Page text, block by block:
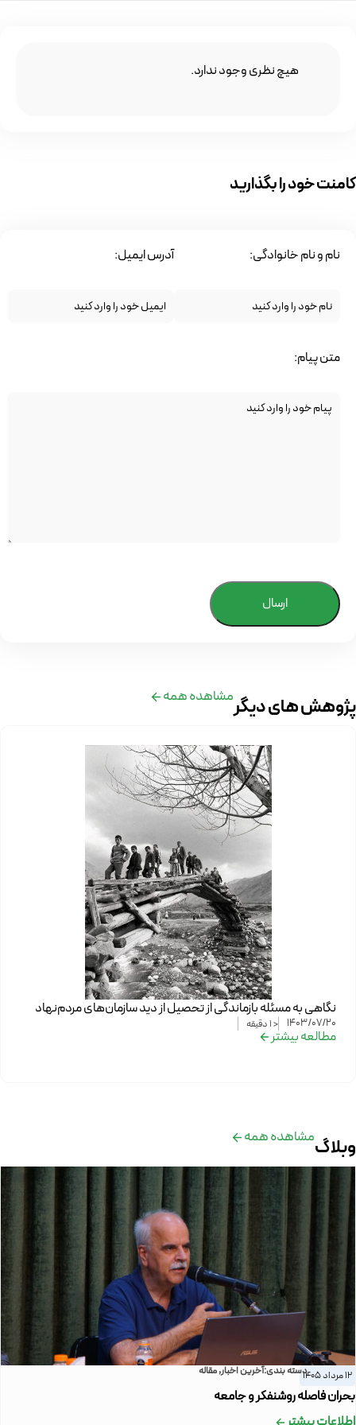
هیچ نظری وجود ندارد.
کامنت خود را بگذارید
نام و نام خانوادگی: آدرس ایمیل:
متن پیام:
ارسال
پژوهش های دیگرمشاهده همه
نگاهی به مسئله بازماندگی از تحصیل از دید سازمان‌های مردم‌نهاد
1403/07/20
< 1 دقیقه
مطالعه بیشتر
وبلاگمشاهده همه
12 مرداد 1405 دسته بندی:آخرین اخبار,مقاله
بحران فاصله روشنفکر و جامعه